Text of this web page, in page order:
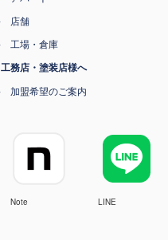
店舗
工場・倉庫
工務店・塗装店様へ
加盟希望のご案内
Note LINE